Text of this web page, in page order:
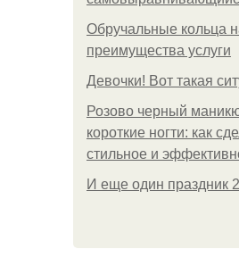
Обручальные кольца
преимущества услуги
Девочки! Вот такая
Розово черный
короткие ногти: как
стильное и
И еще один праздник